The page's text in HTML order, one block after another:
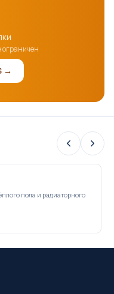
ограничен
→
пола и радиаторного